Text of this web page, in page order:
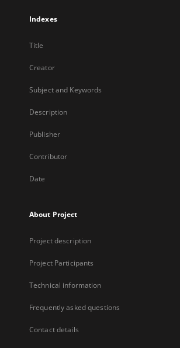
Indexes
Title
Creator
Subject and Keywords
Description
Publisher
Contributor
Date
About Project
Project description
Project Participants
Technical information
Frequently asked questions
Contact details